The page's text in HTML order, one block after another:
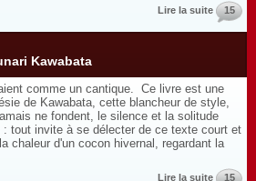
Lire la suite 15
Kawabata
comme un cantique. Ce livre est une
de Kawabata, cette blancheur de style,
ne fondent, le silence et la solitude
: tout invite à se délecter de ce texte court et
chaleur d'un cocon hivernal, regardant la
Lire la suite 15